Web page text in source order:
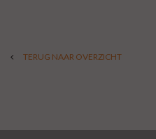
TERUG NAAR OVERZICHT